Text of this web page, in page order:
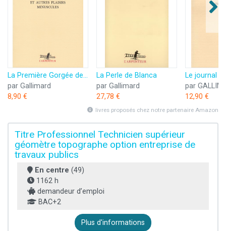
La Première Gorgée de bière et autres plaisirs minuscules
par Gallimard
8,90 €
La Perle de Blanca
par Gallimard
27,78 €
par
12,90 €
livres proposés chez notre partenaire Amazon
Titre Professionnel Technicien supérieur
géomètre topographe option entreprise de
travaux publics
En centre (49)
1162 h
demandeur d’emploi
BAC+2
Plus d'informations